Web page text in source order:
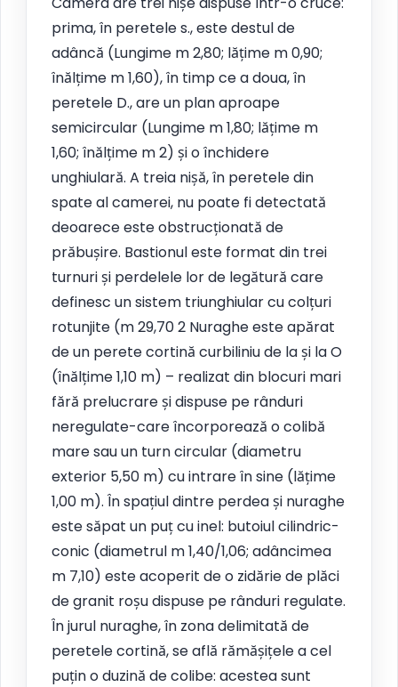
prima, în peretele s., este destul de
adâncă (Lungime m 2,80; lățime m 0,90;
înălțime m 1,60), în timp ce a doua, în
peretele D., are un plan aproape
semicircular (Lungime m 1,80; lățime m
1,60; înălțime m 2) și o închidere
unghiulară. A treia nișă, în peretele din
spate al camerei, nu poate fi detectată
deoarece este obstrucționată de
prăbușire. Bastionul este format din trei
turnuri și perdelele lor de legătură care
definesc un sistem triunghiular cu colțuri
rotunjite (m 29,70 2 Nuraghe este apărat
de un perete cortină curbiliniu de la și la O
(înălțime 1,10 m) – realizat din blocuri mari
fără prelucrare și dispuse pe rânduri
neregulate-care încorporează o colibă
mare sau un turn circular (diametru
exterior 5,50 m) cu intrare în sine (lățime
1,00 m). În spațiul dintre perdea și nuraghe
este săpat un puț cu inel: butoiul cilindric-
conic (diametrul m 1,40/1,06; adâncimea
m 7,10) este acoperit de o zidărie de plăci
de granit roșu dispuse pe rânduri regulate.
În jurul nuraghe, în zona delimitată de
peretele cortină, se află rămășițele a cel
puțin o duzină de colibe: acestea sunt